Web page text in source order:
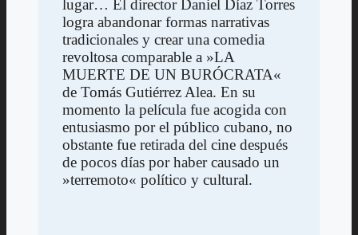
lugar… El director Daniel Díaz Torres
logra abandonar formas narrativas
tradicionales y crear una comedia
revoltosa comparable a »LA
MUERTE DE UN BURÓCRATA«
de Tomás Gutiérrez Alea. En su
momento la película fue acogida con
entusiasmo por el público cubano, no
obstante fue retirada del cine después
de pocos días por haber causado un
»terremoto« político y cultural.